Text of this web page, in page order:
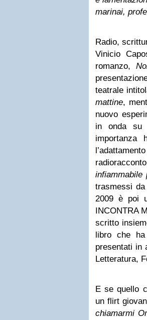
marinai,
Radio,
Vinicio
romanzo,
teatrale
mattine,
nuovo
in onda su
importanza
trasmessi
2009 è poi
INCONTRA
scritto
libro che
presentati in
Letteratura,
E se quello
un flirt
chiamarmi